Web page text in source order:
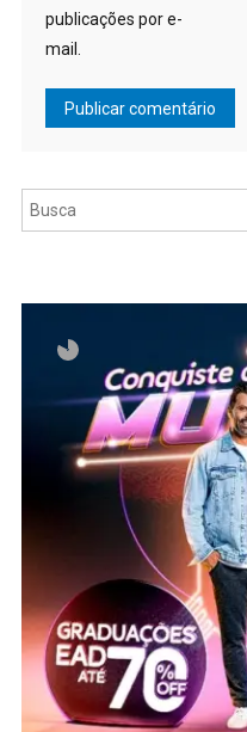
publicações por e-
mail.
Pesquisar